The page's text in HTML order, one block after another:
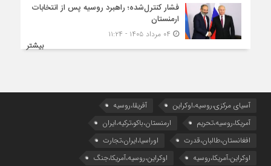
فشار کنترل‌شده؛ راهبرد روسیه پس از انتخابات
ارمنستان
بیشتر
آسیای مرکزی،روسیه،اوکراین
آفریقا،روسیه
آمریکا،روسیه،تحریم
ارمنستان،باکو،ترکیه،ایران
افغانستان،طالبان،قدرت
اوراسیا،ایران،تجارت
اوکراین،آمریکا،روسیه
اوکراین،روسیه،آمریکا،جنگ